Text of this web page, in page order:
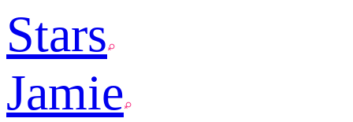
Stars
Jamie